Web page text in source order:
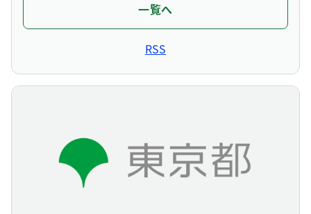
2026年7月6日
事業者がこどもや高齢者等を「ながら見守り」し
都民安全総合対策本部
東京都安全・安心まちづくり協議会総会を開催
2026年6月26日
一覧へ
RSS